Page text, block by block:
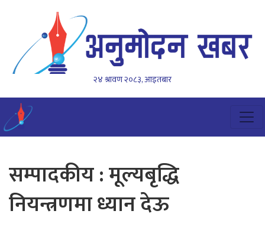
२४ श्रावण २०८३, आइतबार
सम्पादकीय : मूल्यबृद्धि
नियन्त्रणमा ध्यान देऊ